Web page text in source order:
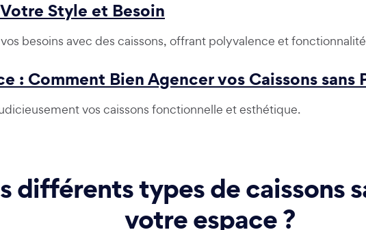
Style et Besoin
besoins avec des caissons, offrant polyvalence et
: Comment Bien Agencer vos Caissons sans
vos caissons fonctionnelle et esthétique.
différents types de caissons
votre espace ?